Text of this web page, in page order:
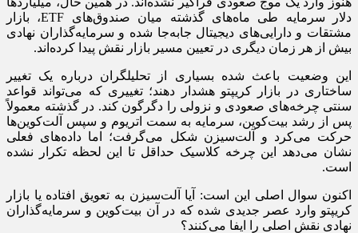
دلار سرمایه طی ماه‌های گذشته میان صندوق‌های ETF، بازار
مشتقات و دارایی‌های دیجیتال جابه‌جا شده و سرمایه‌گذاران نهادی
بیش از هر زمان دیگری در تعیین مسیر بازار نقش پیدا کرده‌اند.
این وضعیت باعث شده بسیاری از تحلیلگران درباره یک تغییر
ساختاری در بازار کریپتو هشدار دهند؛ تغییری که می‌تواند قواعد
سنتی چرخه‌های صعودی و نزولی را دگرگون کند. در گذشته معمولاً
پس از رشد بیت‌کوین، سرمایه به سمت اتریوم و سپس آلت‌کوین‌ها
حرکت می‌کرد و آلت‌سیزن شکل می‌گرفت؛ اما داده‌های فعلی
نشان می‌دهد این چرخه کلاسیک حداقل تا این لحظه تکرار نشده
است.
اکنون سوال اصلی این است: آیا آلت‌سیزن به تعویق افتاده یا بازار
کریپتو وارد عصر جدیدی شده که در آن بیت‌کوین و سرمایه‌گذاران
نهادی نقش اصلی را ایفا می‌کنند؟